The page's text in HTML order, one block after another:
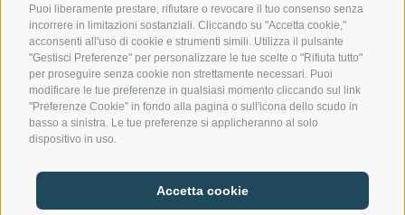
Puoi liberamente prestare, rifiutare o revocare il tuo consenso senza
incorrere in limitazioni sostanziali. Cliccando su "Accetta cookie,"
acconsenti all'uso di cookie e strumenti simili. Utilizza il pulsante
"Gestisci Preferenze" per personalizzare le tue scelte o "Rifiuta tutto"
per proseguire senza cookie non strettamente necessari. Puoi
modificare le tue preferenze in qualsiasi momento cliccando sul link
"Preferenze Cookie" in fondo alla pagina o sull'icona dello scudo in
basso a sinistra. Le tue preferenze si applicheranno al solo
dispositivo in uso.
Accetta cookie